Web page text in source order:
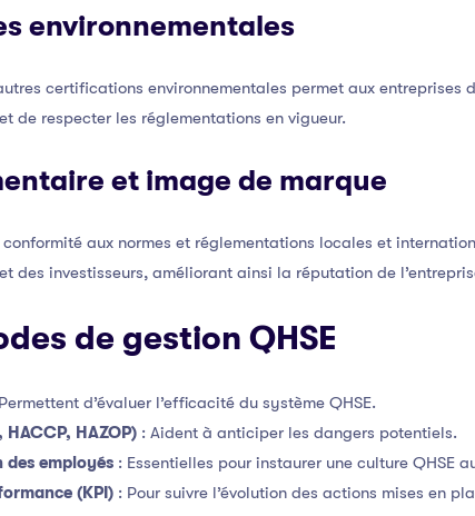
environnementales
certifications environnementales permet aux entreprises
de respecter les réglementations en vigueur.
et image de marque
aux normes et réglementations locales et
des investisseurs, améliorant ainsi la réputation de
de gestion QHSE
d’évaluer l’efficacité du système QHSE.
HAZOP) : Aident à anticiper les dangers potentiels.
employés : Essentielles pour instaurer une culture QHSE
(KPI) : Pour suivre l’évolution des actions mises en